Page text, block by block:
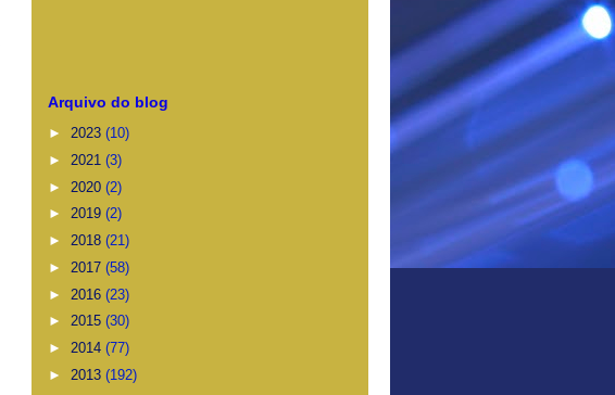
Arquivo do blog
► 2023 (10)
► 2021 (3)
► 2020 (2)
► 2019 (2)
► 2018 (21)
► 2017 (58)
► 2016 (23)
► 2015 (30)
► 2014 (77)
► 2013 (192)